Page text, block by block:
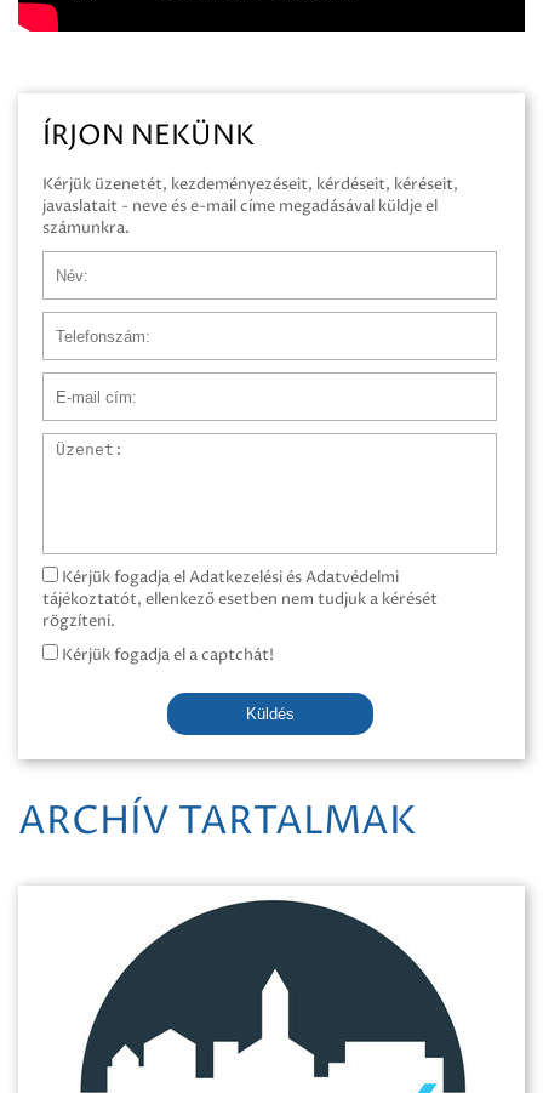
ÍRJON NEKÜNK
Kérjük üzenetét, kezdeményezéseit, kérdéseit, kéréseit,
javaslatait - neve és e-mail címe megadásával küldje el
számunkra.
Üzenet
Kérjük fogadja el Adatkezelési és Adatvédelmi
tájékoztatót, ellenkező esetben nem tudjuk a kérését
rögzíteni.
Kérjük fogadja el a captchát!
Küldés
ARCHÍV TARTALMAK